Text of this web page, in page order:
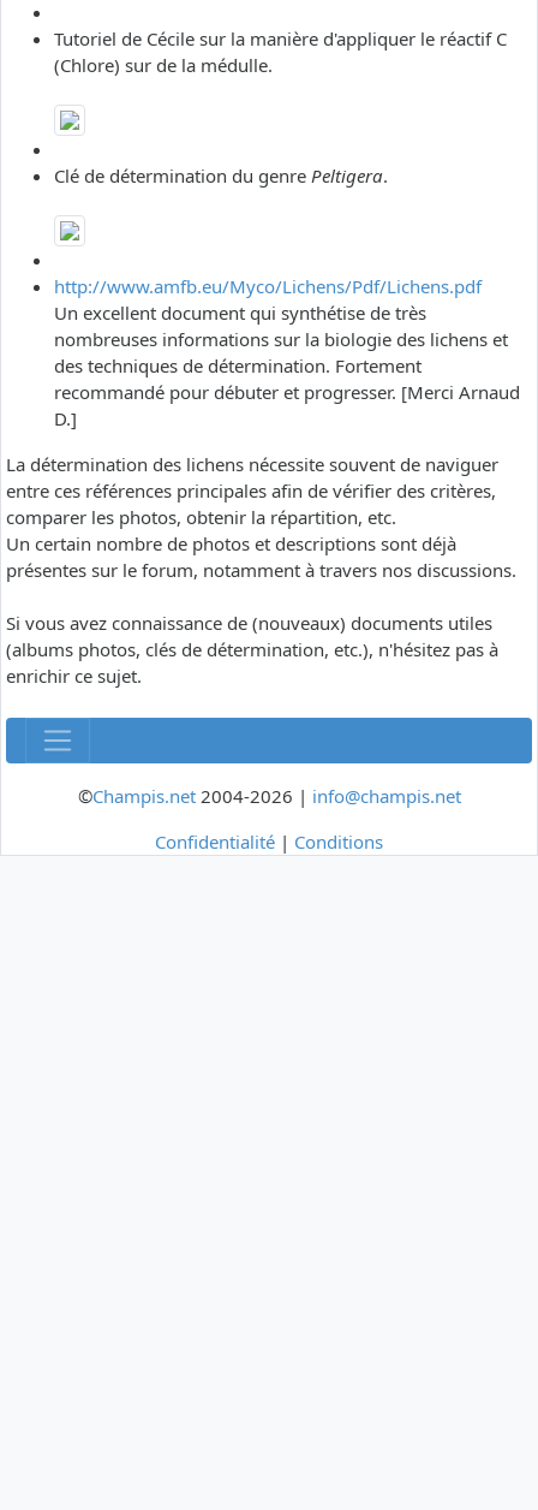
Tutoriel de Cécile sur la manière d'appliquer le réactif C
(Chlore) sur de la médulle.
Clé de détermination du genre Peltigera.
http://www.amfb.eu/Myco/Lichens/Pdf/Lichens.pdf
Un excellent document qui synthétise de très
nombreuses informations sur la biologie des lichens et
des techniques de détermination. Fortement
recommandé pour débuter et progresser. [Merci Arnaud
D.]
La détermination des lichens nécessite souvent de naviguer
entre ces références principales afin de vérifier des critères,
comparer les photos, obtenir la répartition, etc.
Un certain nombre de photos et descriptions sont déjà
présentes sur le forum, notamment à travers nos discussions.
Si vous avez connaissance de (nouveaux) documents utiles
(albums photos, clés de détermination, etc.), n'hésitez pas à
enrichir ce sujet.
©Champis.net2004-2026 | info@champis.net
Confidentialité | Conditions